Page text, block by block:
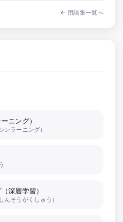
← 用語集一覧へ
ニング）
ンラーニング）
深層学習）
んそうがくしゅう）